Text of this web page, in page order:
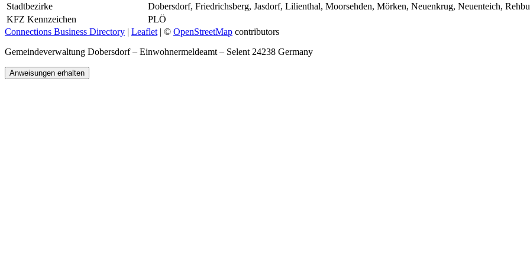
Stadtbezirke
Dobersdorf, Friedrichsberg, Jasdorf, Lilienthal, Moorsehden, Mörken, Neuenkrug, Neuenteich,
KFZ Kennzeichen
PLÖ
Connections Business Directory | Leaflet | © OpenStreetMap contributors
Gemeindeverwaltung Dobersdorf – Einwohnermeldeamt – Selent 24238 Germany
Anweisungen erhalten